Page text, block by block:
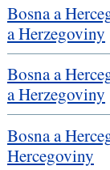
Bosna a
a Herzegoviny
Bosna a
a Herzegoviny
Bosna a
Hercegoviny